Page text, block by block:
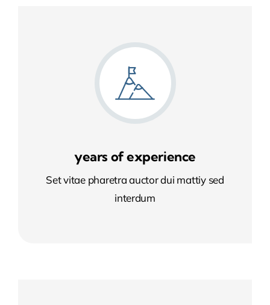
years of experience
Set vitae pharetra auctor dui mattiy sed
interdum